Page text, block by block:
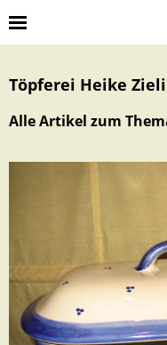
Töpferei Heike
Alle Artikel zum